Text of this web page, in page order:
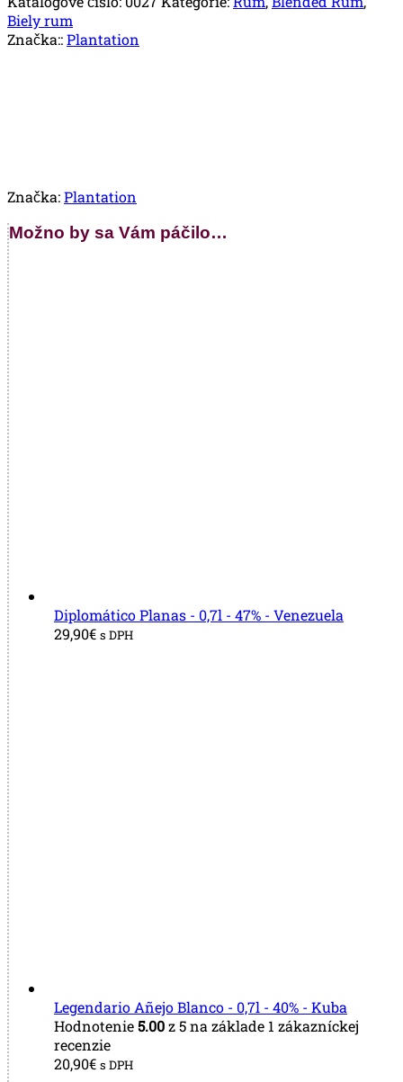
Biely rum
Značka::Plantation
Značka:Plantation
Možno by sa Vám páčilo…
Diplomático Planas - 0,7l - 47% - Venezuela
29,90€ s DPH
Legendario Añejo Blanco - 0,7l - 40% - Kuba
Hodnotenie5.00z 5 na základe 1 zákazníckej
recenzie
20,90€ s DPH